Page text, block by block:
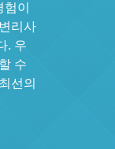
험이
리사
. 우
수
선의